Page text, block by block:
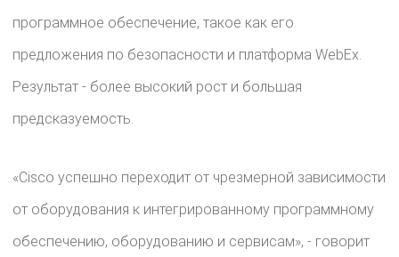
программное обеспечение, такое как его
предложения по безопасности и платформа WebEx.
Результат - более высокий рост и большая
предсказуемость.
«Cisco успешно переходит от чрезмерной зависимости
от оборудования к интегрированному программному
обеспечению, оборудованию и сервисам», - говорит